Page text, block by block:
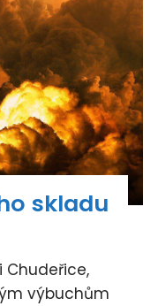
skladu
Chudeřice,
výbuchům